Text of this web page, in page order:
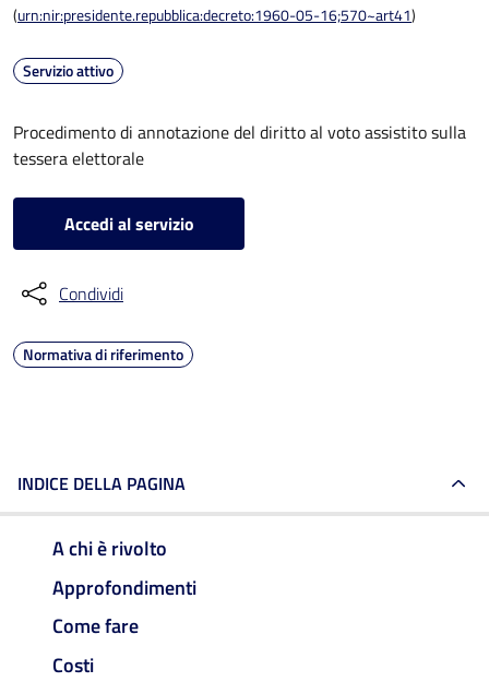
(urn:nir:presidente.repubblica:decreto:1960-05-16;570~art41)
Servizio attivo
Procedimento di annotazione del diritto al voto assistito sulla
tessera elettorale
Accedi al servizio
Condividi
Normativa di riferimento
INDICE DELLA PAGINA
A chi è rivolto
Approfondimenti
Come fare
Costi